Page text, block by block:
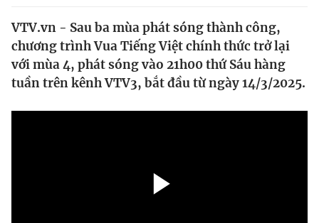
Thế giới
Tin tức
Thế giới đó đây
Kinh tế
Dữ liệu và đời sống
VTV.vn - Sau ba mùa phát sóng thành công,
chương trình Vua Tiếng Việt chính thức trở lại
với mùa 4, phát sóng vào 21h00 thứ Sáu hàng
tuần trên kênh VTV3, bắt đầu từ ngày 14/3/2025.